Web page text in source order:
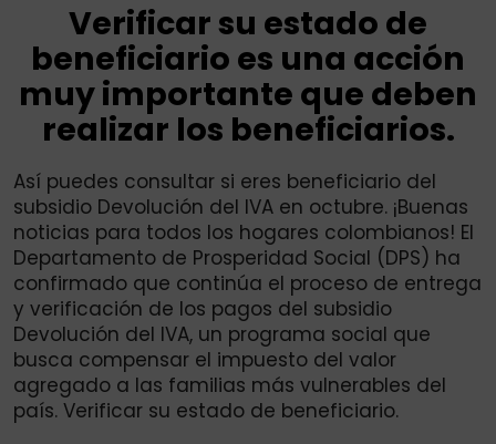
Verificar su estado de
beneficiario es una acción
muy importante que deben
realizar los beneficiarios.
Así puedes consultar si eres beneficiario del
subsidio Devolución del IVA en octubre. ¡Buenas
noticias para todos los hogares colombianos! El
Departamento de Prosperidad Social (DPS) ha
confirmado que continúa el proceso de entrega
y verificación de los pagos del subsidio
Devolución del IVA, un programa social que
busca compensar el impuesto del valor
agregado a las familias más vulnerables del
país. Verificar su estado de beneficiario.